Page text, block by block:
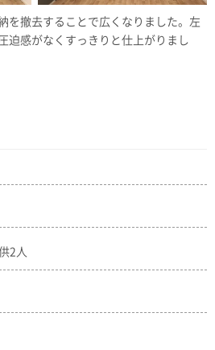
を撤去することで広くなりました。左
迫感がなくすっきりと仕上がりまし
2人